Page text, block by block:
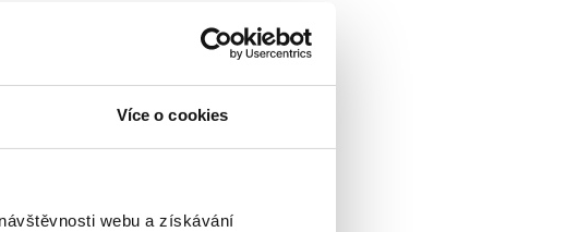
Více o cookies
webu a získávání